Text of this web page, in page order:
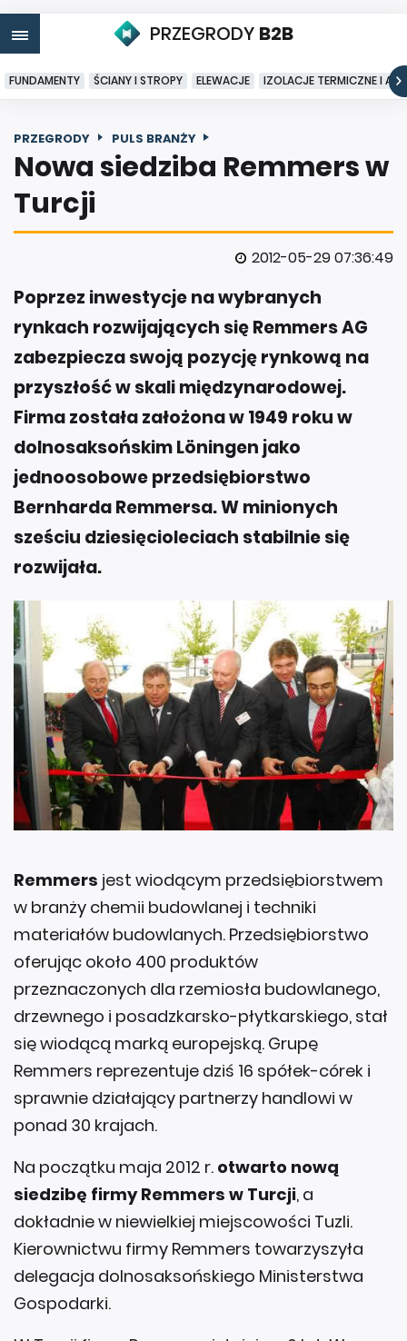
PRZEGRODY B2B
FUNDAMENTY ŚCIANY I STROPY ELEWACJE IZOLACJE TERMICZNE I
PRZEGRODY PULS BRANŻY
Nowa siedziba Remmers w
Turcji
2012-05-29 07:36:49
Poprzez inwestycje na wybranych
rynkach rozwijających się Remmers AG
zabezpiecza swoją pozycję rynkową na
przyszłość w skali międzynarodowej.
Firma została założona w 1949 roku w
dolnosaksońskim Löningen jako
jednoosobowe przedsiębiorstwo
Bernharda Remmersa. W minionych
sześciu dziesięcioleciach stabilnie się
rozwijała.
Remmers jest wiodącym przedsiębiorstwem
w branży chemii budowlanej i techniki
materiałów budowlanych. Przedsiębiorstwo
oferując około 400 produktów
przeznaczonych dla rzemiosła budowlanego,
drzewnego i posadzkarsko-płytkarskiego, stał
się wiodącą marką europejską. Grupę
Remmers reprezentuje dziś 16 spółek-córek i
sprawnie działający partnerzy handlowi w
ponad 30 krajach.
Na początku maja 2012 r. otwarto nową
siedzibę firmy Remmers w Turcji, a
dokładnie w niewielkiej miejscowości Tuzli.
Kierownictwu firmy Remmers towarzyszyła
delegacja dolnosaksońskiego Ministerstwa
Gospodarki.